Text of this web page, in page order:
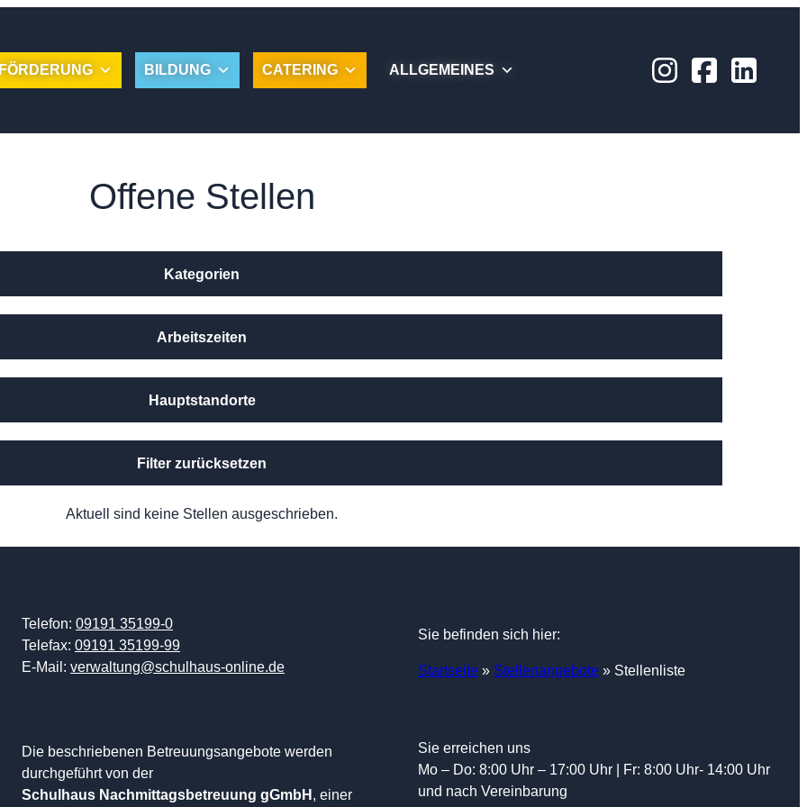
FÖRDERUNG BILDUNG CATERING ALLGEMEINES
Offene Stellen
Kategorien
Arbeitszeiten
Hauptstandorte
Filter zurücksetzen
Aktuell sind keine Stellen ausgeschrieben.
Telefon: 09191 35199-0
Telefax: 09191 35199-99
E-Mail: verwaltung@schulhaus-online.de
Sie befinden sich hier:
Startseite » Stellenangebote » Stellenliste
Die beschriebenen Betreuungsangebote werden
durchgeführt von der
Schulhaus Nachmittagsbetreuung gGmbH , einer
Sie erreichen uns
Mo – Do: 8:00 Uhr – 17:00 Uhr | Fr: 8:00 Uhr- 14:00 Uhr
und nach Vereinbarung